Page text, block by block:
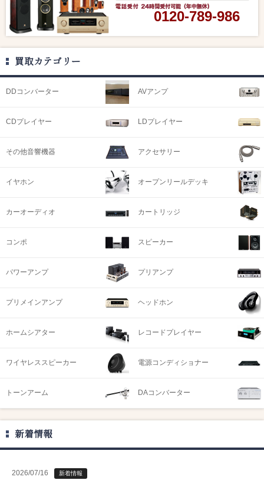
0120-789-986
買取カテゴリー
DDコンバーター AVアンプ
CDプレイヤー LDプレイヤー
その他音響機器 アクセサリー
イヤホン オープンリールデッキ
カーオーディオ カートリッジ
コンポ スピーカー
パワーアンプ プリアンプ
プリメインアンプ ヘッドホン
ホームシアター レコードプレイヤー
ワイヤレススピーカー 電源コンディショナー
トーンアーム DAコンバーター
新着情報
2026/07/16 新着情報